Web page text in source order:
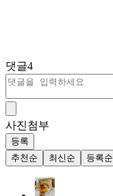
댓글4
사진첨부
등록
추천순
최신순 등록순